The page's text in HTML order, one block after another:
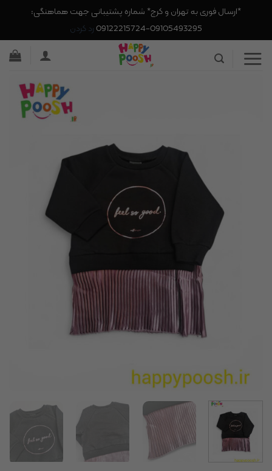
*ارسال فوری به تهران و کرج* شماره پشتیبانی جهت هماهنگی:
09105493295-09122215724
رد کردن